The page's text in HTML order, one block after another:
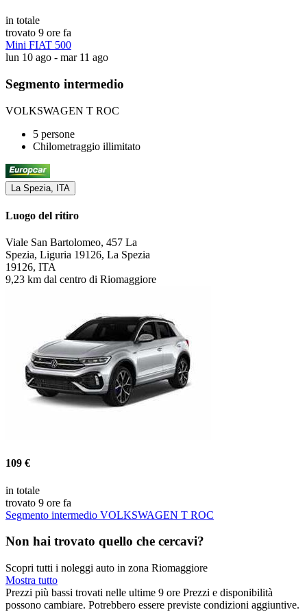
in totale
trovato 9 ore fa
Mini FIAT 500
lun 10 ago - mar 11 ago
Segmento intermedio
VOLKSWAGEN T ROC
5 persone
Chilometraggio illimitato
La Spezia, ITA
Luogo del ritiro
Viale San Bartolomeo, 457 La
Spezia, Liguria 19126, La Spezia
19126, ITA
9,23 km dal centro di Riomaggiore
109 €
in totale
trovato 9 ore fa
Segmento intermedio VOLKSWAGEN T ROC
Non hai trovato quello che cercavi?
Scopri tutti i noleggi auto in zona Riomaggiore
Mostra tutto
Prezzi più bassi trovati nelle ultime 9 ore Prezzi e disponibilità
possono cambiare. Potrebbero essere previste condizioni aggiuntive.